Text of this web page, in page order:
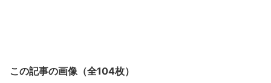
この記事の画像（全104枚）